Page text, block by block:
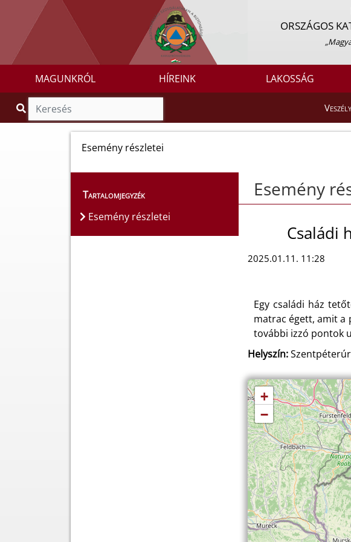
ORSZÁGOS
MAGUNKRÓL HÍREINK LAKOSSÁG
Esemény részletei
Tartalomjegyzék
Esemény részletei
Esemény
Családi
2025.01.11. 11:28
Egy családi ház
matrac égett, amit a
további izzó pontok
Helyszín:
+
−